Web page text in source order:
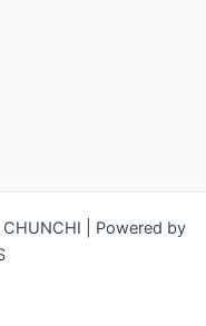
| Powered by